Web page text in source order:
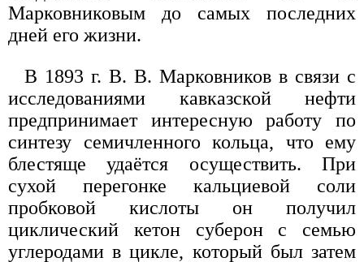
Марковниковым до самых последних
дней его жизни.
В 1893 г. В. В. Марковников в связи с
исследованиями кавказской нефти
предпринимает интересную работу по
синтезу семичленного кольца, что ему
блестяще удаётся осуществить. При
сухой перегонке кальциевой соли
пробковой кислоты он получил
циклический кетон суберон с семью
углеродами в цикле, который был затем